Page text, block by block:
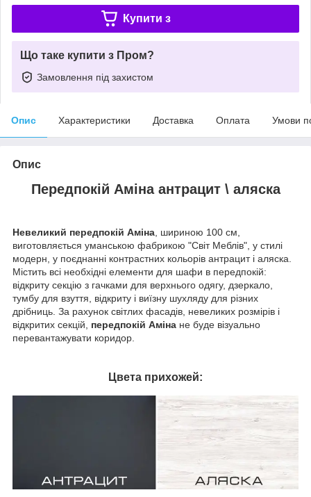
Купити з
Що таке купити з Пром?
Замовлення під захистом
Опис Характеристики Доставка Оплата Умови
Опис
Передпокій Аміна антрацит \ аляска
Невеликий передпокій Аміна, шириною 100 см,
виготовляється уманською фабрикою "Світ Меблів", у стилі
модерн, у поєднанні контрастних кольорів антрацит і аляска.
Містить всі необхідні елементи для шафи в передпокій:
відкриту секцію з гачками для верхнього одягу, дзеркало,
тумбу для взуття, відкриту і виїзну шухляду для різних
дрібниць. За рахунок світлих фасадів, невеликих розмірів і
відкритих секцій, передпокій Аміна не буде візуально
перевантажувати коридор.
Цвета прихожей: